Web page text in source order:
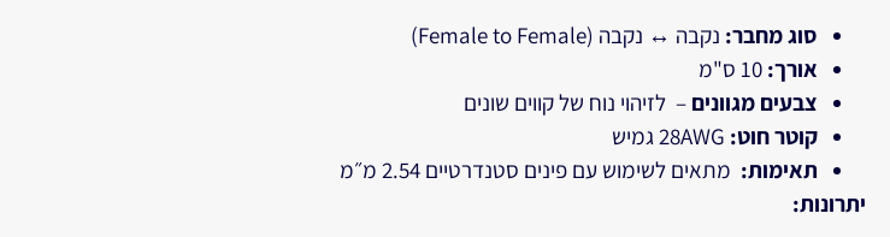
סוג מחבר: נקבה ↔ נקבה (Female to Female)
אורך: 10 ס"מ
צבעים מגוונים – לזיהוי נוח של קווים שונים
קוטר חוט:
תאימות: מתאים לשימוש עם פינים סטנדרטיים 2.54 מ״מ
יתרונות: